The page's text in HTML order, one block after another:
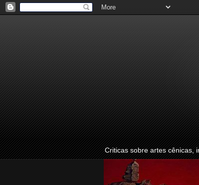
Criticas sobre artes cênicas,